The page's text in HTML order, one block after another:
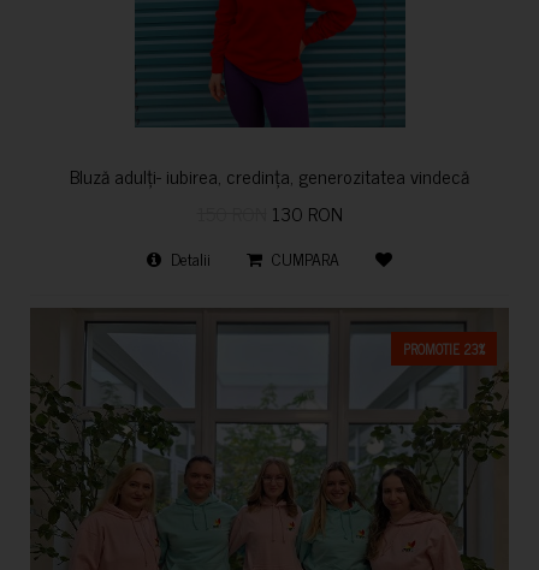
Bluză adulți- iubirea, credința, generozitatea vindecă
130 RON
Detalii CUMPARA
PROMOTIE 23%